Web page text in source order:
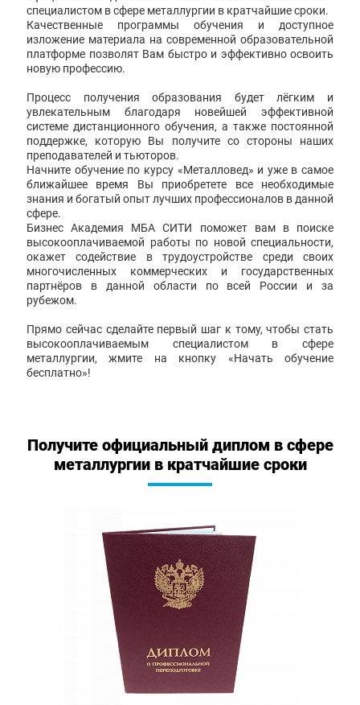
специалистом в сфере металлургии в кратчайшие сроки.
Качественные программы обучения и доступное
изложение материала на современной образовательной
платформе позволят Вам быстро и эффективно освоить
новую профессию.
Процесс получения образования будет лёгким и
увлекательным благодаря новейшей эффективной
системе дистанционного обучения, а также постоянной
поддержке, которую Вы получите со стороны наших
преподавателей и тьюторов.
Начните обучение по курсу «Металловед» и уже в самое
ближайшее время Вы приобретете все необходимые
знания и богатый опыт лучших профессионалов в данной
сфере.
Бизнес Академия МБА СИТИ поможет вам в поиске
высокооплачиваемой работы по новой специальности,
окажет содействие в трудоустройстве среди своих
многочисленных коммерческих и государственных
партнёров в данной области по всей России и за
рубежом.
Прямо сейчас сделайте первый шаг к тому, чтобы стать
высокооплачиваемым специалистом в сфере
металлургии, жмите на кнопку «Начать обучение
бесплатно»!
Получите официальный диплом в сфере
металлургии в кратчайшие сроки